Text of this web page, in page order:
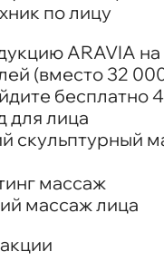
по лицу
ARAVIA
(вместо 32
бесплатно
для лица
скульптурный
массаж
массаж лица